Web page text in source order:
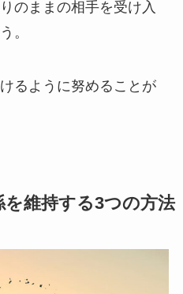
のままの相手を受け入
。
るように努めることが
維持する3つの方法